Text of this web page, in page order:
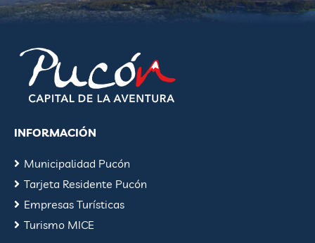
INFORMACIÓN
Municipalidad Pucón
Tarjeta Residente Pucón
Empresas Turísticas
Turismo MICE